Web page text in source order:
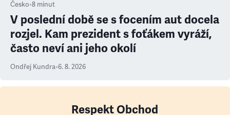
Česko•8 minut
V poslední době se s focením aut docela
rozjel. Kam prezident s foťákem vyráží,
často neví ani jeho okolí
Ondřej Kundra•6. 8. 2026
Respekt Obchod